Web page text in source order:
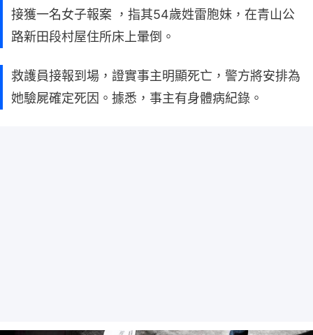
接獲一名女子報案 ，指其54歲姓雷胞妹，在青山公
路新田段村屋住所床上暈倒。
救護員接報到場，證實事主明顯死亡，警方將安排為
她驗屍確定死因。據悉，事主有身體病紀錄。